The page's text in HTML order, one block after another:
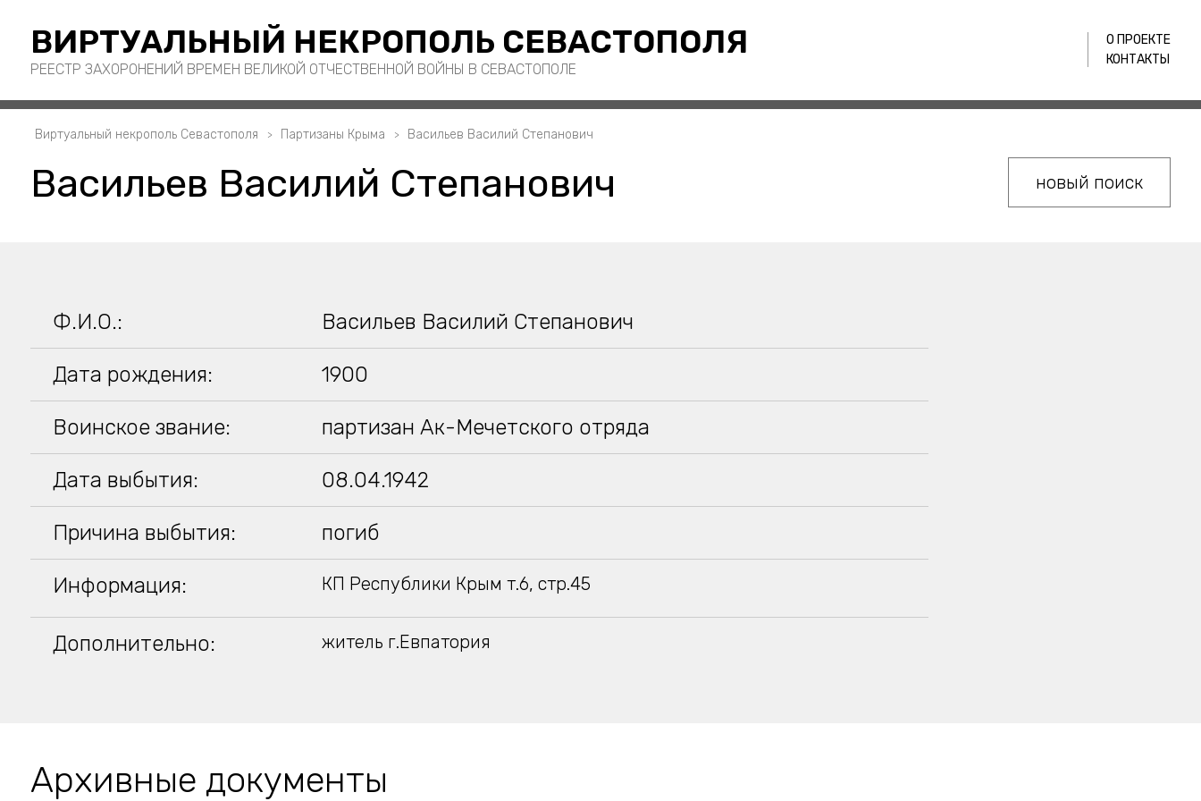
ВИРТУАЛЬНЫЙ НЕКРОПОЛЬ СЕВАСТОПОЛЯ
РЕЕСТР ЗАХОРОНЕНИЙ ВРЕМЕН ВЕЛИКОЙ ОТЧЕСТВЕННОЙ ВОЙНЫ В СЕВАСТОПОЛЕ
О ПРОЕКТЕ
КОНТАКТЫ
Виртуальный некрополь Севастополя Партизаны Крыма Васильев Василий Степанович
Васильев Василий Степанович новый поиск
Ф.И.О.: Васильев Василий Степанович
Дата рождения: 1900
Воинское звание: партизан Ак-Мечетского отряда
Дата выбытия: 08.04.1942
Причина выбытия: погиб
Информация: КП Республики Крым т.6, стр.45
Дополнительно: житель г.Евпатория
Архивные документы